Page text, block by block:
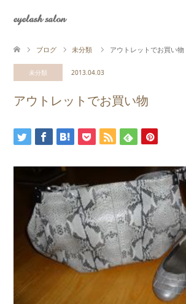
eyelash salon
ブログ 未分類 アウトレットでお買い物
未分類 2013.04.03
アウトレットでお買い物